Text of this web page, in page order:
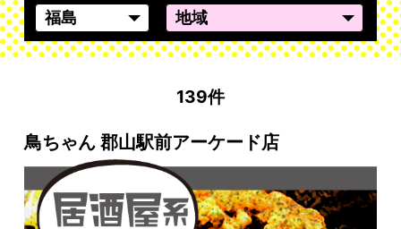
139件
鳥ちゃん 郡山駅前アーケード店